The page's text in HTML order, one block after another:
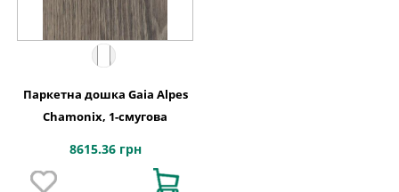
Паркетна дошка Gaia Alpes
Chamonix, 1-смугова
8615.36 грн